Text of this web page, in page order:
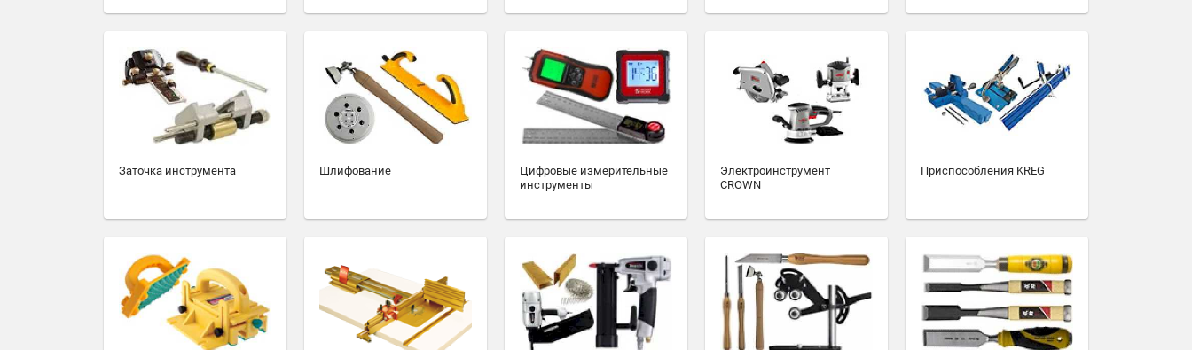
Заточка инструмента Шлифование
Цифровые измерительные
инструменты
Электроинструмент
CROWN
Приспособления KREG